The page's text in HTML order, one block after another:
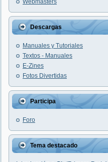
Webmasters
Descargas
Manuales y Tutoriales
Textos - Manuales
E-Zines
Fotos Divertidas
Participa
Foro
Tema destacado